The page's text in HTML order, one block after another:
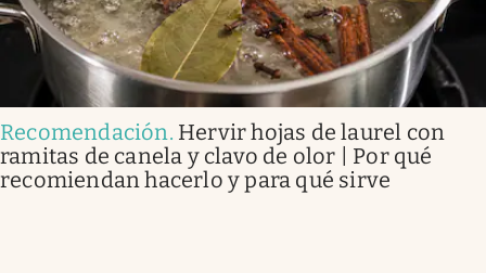
Recomendación. Hervir hojas de laurel con
ramitas de canela y clavo de olor | Por qué
recomiendan hacerlo y para qué sirve